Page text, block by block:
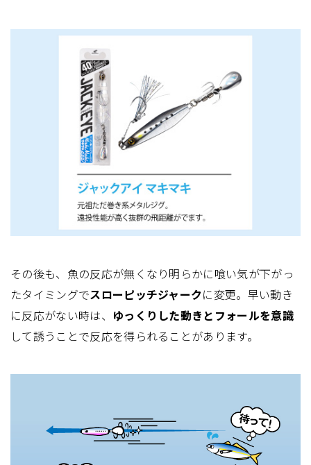
その後も、魚の反応が無くなり明らかに喰い気が下がっ
たタイミングでスローピッチジャークに変更。早い動き
に反応がない時は、 ゆっくりした動きとフォールを意識
して誘うことで反応を得られることがあります。